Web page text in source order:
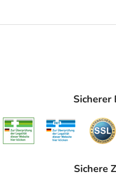
Sicherer
Sichere